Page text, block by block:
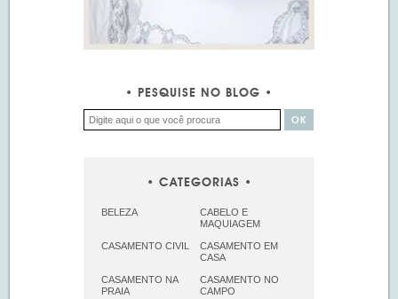
PESQUISE NO BLOG
CATEGORIAS
BELEZA
CABELO E
MAQUIAGEM
CASAMENTO CIVIL
CASAMENTO EM
CASA
CASAMENTO NA
PRAIA
CASAMENTO NO
CAMPO